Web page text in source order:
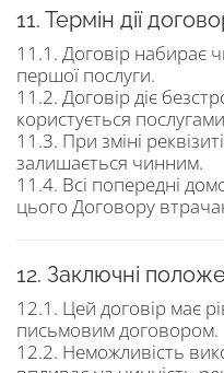
11. Термін дії
11.1. Договір набирає
першої послуги.
11.2. Договір діє
користується
11.3. При зміні
залишається чинним.
11.4. Всі попередні
цього Договору
12. Заключні
12.1. Цей договір має
письмовим договором.
12.2. Неможливість